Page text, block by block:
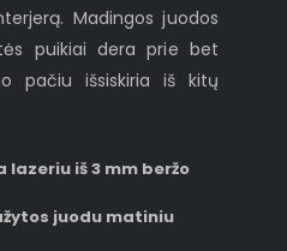
Madingos juodos
puikiai dera prie bet
pačiu išsiskiria iš kitų
lazeriu iš 3 mm beržo
juodu matiniu